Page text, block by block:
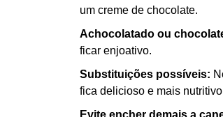
um creme de chocolate.
Achocolatado ou
ficar enjoativo.
Substituições possíveis:
fica delicioso e mais
Evite encher demais a